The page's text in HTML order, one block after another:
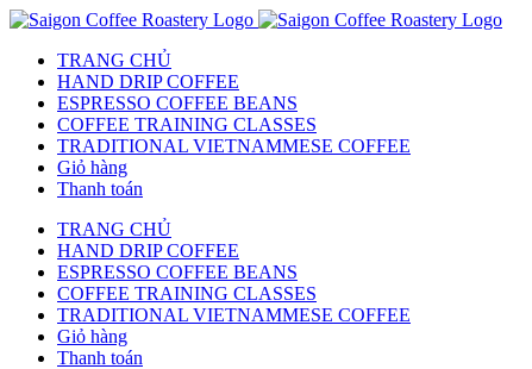
TRANG CHỦ
HAND DRIP COFFEE
ESPRESSO COFFEE BEANS
COFFEE TRAINING CLASSES
TRADITIONAL VIETNAMMESE COFFEE
Giỏ hàng
Thanh toán
TRANG CHỦ
HAND DRIP COFFEE
ESPRESSO COFFEE BEANS
COFFEE TRAINING CLASSES
TRADITIONAL VIETNAMMESE COFFEE
Giỏ hàng
Thanh toán